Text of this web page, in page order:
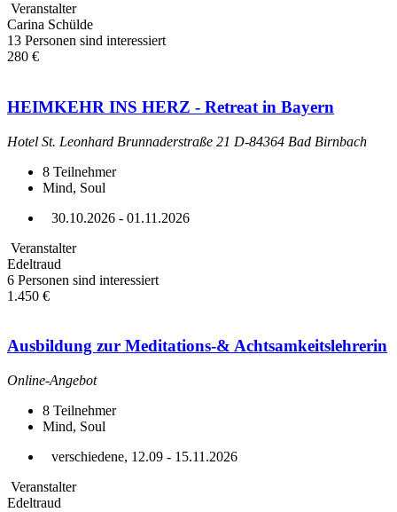
Veranstalter
Carina Schülde
13 Personen sind interessiert
280 €
HEIMKEHR INS HERZ - Retreat in Bayern
Hotel St. Leonhard Brunnaderstraße 21 D-84364 Bad Birnbach
8 Teilnehmer
Mind, Soul
30.10.2026 - 01.11.2026
Veranstalter
Edeltraud
6 Personen sind interessiert
1.450 €
Ausbildung zur Meditations-& Achtsamkeitslehrerin
Online-Angebot
8 Teilnehmer
Mind, Soul
verschiedene, 12.09 - 15.11.2026
Veranstalter
Edeltraud